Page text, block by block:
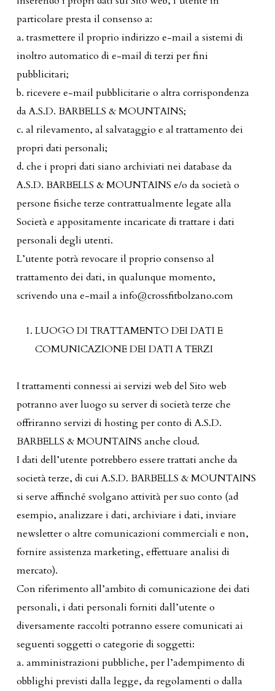
particolare presta il consenso a:
a. trasmettere il proprio indirizzo e-mail a sistemi di
inoltro automatico di e-mail di terzi per fini
pubblicitari;
b. ricevere e-mail pubblicitarie o altra corrispondenza
da A.S.D. BARBELLS & MOUNTAINS;
c. al rilevamento, al salvataggio e al trattamento dei
propri dati personali;
d. che i propri dati siano archiviati nei database da
A.S.D. BARBELLS & MOUNTAINS e/o da società o
persone fisiche terze contrattualmente legate alla
Società e appositamente incaricate di trattare i dati
personali degli utenti.
L’utente potrà revocare il proprio consenso al
trattamento dei dati, in qualunque momento,
scrivendo una e-mail a info@crossfitbolzano.com
LUOGO DI TRATTAMENTO DEI DATI E
COMUNICAZIONE DEI DATI A TERZI
I trattamenti connessi ai servizi web del Sito web
potranno aver luogo su server di società terze che
offriranno servizi di hosting per conto di A.S.D.
BARBELLS & MOUNTAINS anche cloud.
I dati dell’utente potrebbero essere trattati anche da
società terze, di cui A.S.D. BARBELLS & MOUNTAINS
si serve affinché svolgano attività per suo conto (ad
esempio, analizzare i dati, archiviare i dati, inviare
newsletter o altre comunicazioni commerciali e non,
fornire assistenza marketing, effettuare analisi di
mercato).
Con riferimento all’ambito di comunicazione dei dati
personali, i dati personali forniti dall’utente o
diversamente raccolti potranno essere comunicati ai
seguenti soggetti o categorie di soggetti:
a. amministrazioni pubbliche, per l’adempimento di
obblighi previsti dalla legge, da regolamenti o dalla